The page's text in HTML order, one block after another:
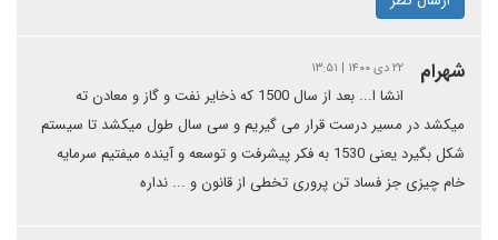
شهرام ۲۲ دی ۱۴۰۰ | ۱۳:۵۱
انشا ا... بعد از سال 1500 که ذخایر نفت و گاز و معادن ته
میکشد در مسیر درست قرار می گیریم و سی سال طول میکشد تا سیستم
شکل بگیرد یعنی 1530 به فکر پیشرفت و توسعه و آینده میفتیم سرمایه
خام چیزی جز فساد تن پروری تخطی از قانون و ... نداره